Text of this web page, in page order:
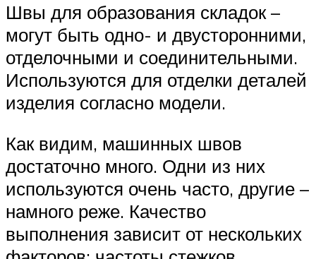
Швы для образования складок –
могут быть одно- и двусторонними,
отделочными и соединительными.
Используются для отделки деталей
изделия согласно модели.
Как видим, машинных швов
достаточно много. Одни из них
используются очень часто, другие –
намного реже. Качество
выполнения зависит от нескольких